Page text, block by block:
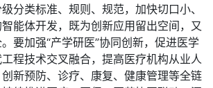
分类标准、规则、规范，加快切口小、
能体开发，既为创新应用留出空间，又
要加强“产学研医”协同创新，促进医学
程技术交叉融合，提高医疗机构从业人
新预防、诊疗、康复、健康管理等全链